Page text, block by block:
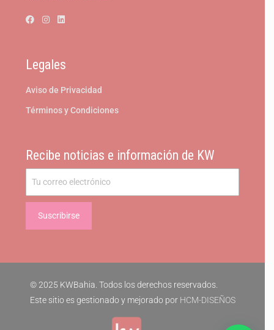
Legales
Aviso de Privacidad
Términos y Condiciones
Recibe noticias e información de KW
© 2025 KWBahia. Todos los derechos reservados.
Este sitio es gestionado y mejorado por HCM-DISEÑOS